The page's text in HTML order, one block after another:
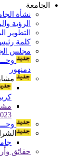
الجامعة
نشأة
الرؤية
التطوير
كلمة
مجلس
دمنهور
كريمة
حقائق